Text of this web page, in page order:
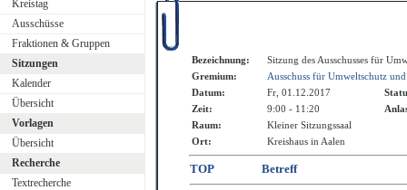
Kreistag
Ausschüsse
Fraktionen & Gruppen
Sitzungen
Kalender
Übersicht
Vorlagen
Übersicht
Recherche
Textrecherche
Bezeichnung:
Sitzung des Ausschusses für
Gremium:
Ausschuss für Umweltschutz
Datum:
Fr, 01.12.2017
Zeit:
9:00 - 11:20
Raum:
Kleiner Sitzungssaal
Ort:
Kreishaus in Aalen
TOP Betreff